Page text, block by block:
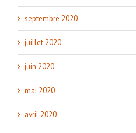
septembre 2020
juillet 2020
juin 2020
mai 2020
avril 2020